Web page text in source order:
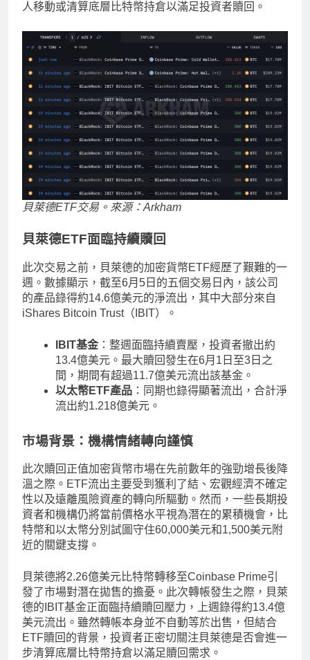
人移動或清算底層比特幣持倉以滿足投資者贖回。
貝萊德ETF交易。來源：Arkham
貝萊德ETF面臨持續贖回
此次交易之前，貝萊德的加密貨幣ETF經歷了艱難的一
週。數據顯示，截至6月5日的五個交易日內，該公司
的產品錄得約14.6億美元的淨流出，其中大部分來自
iShares Bitcoin Trust（IBIT）。
IBIT基金 ：整週面臨持續賣壓，投資者撤出約
13.4億美元。最大贖回發生在6月1日至3日之
間，期間有超過11.7億美元流出該基金。
以太幣ETF產品 ：同期也錄得顯著流出，合計淨
流出約1.218億美元。
市場背景：機構情緒轉向謹慎
此次贖回正值加密貨幣市場在先前數年的強勁增長後降
溫之際。ETF流出主要受到獲利了結、宏觀經濟不確定
性以及遠離風險資產的轉向所驅動。然而，一些長期投
資者和機構仍將當前價格水平視為潛在的累積機會，比
特幣和以太幣分別試圖守住60,000美元和1,500美元附
近的關鍵支撐。
貝萊德將2.26億美元比特幣轉移至Coinbase Prime引
發了市場對潛在拋售的擔憂。此次轉帳發生之際，貝萊
德的IBIT基金正面臨持續贖回壓力，上週錄得約13.4億
美元流出。雖然轉帳本身並不自動等於出售，但結合
ETF贖回的背景，投資者正密切關注貝萊德是否會進一
步清算底層比特幣持倉以滿足贖回需求。